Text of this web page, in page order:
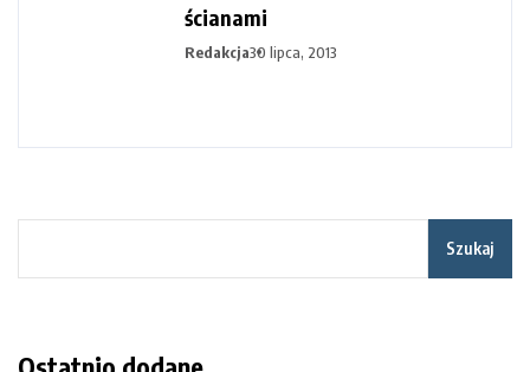
ścianami
Redakcja30 lipca, 2013
Szukaj